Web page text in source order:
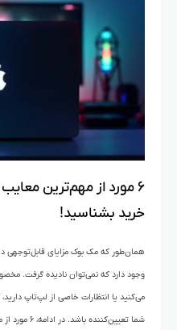
۶ مورد از مهم‌ترین
خرید بشناسید!
همان‌طور که مک بوک مزایای قابل‌توجهی
وجود دارد که نمی‌توان نادیده گرفت.
می‌کنید یا انتظارات خاصی از لپ‌تاپ
شما تعیین‌کننده باشد. در ادامه، ۶ مورد از مهم‌ترین معایب مک بوک را بررسی می‌کنیم.